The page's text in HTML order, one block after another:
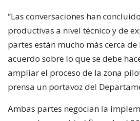
“Las conversaciones han
productivas a nivel técnico y de
partes están mucho más cerca
acuerdo sobre lo que se debe
ampliar el proceso de la zona
prensa un portavoz del
Ambas partes negocian la